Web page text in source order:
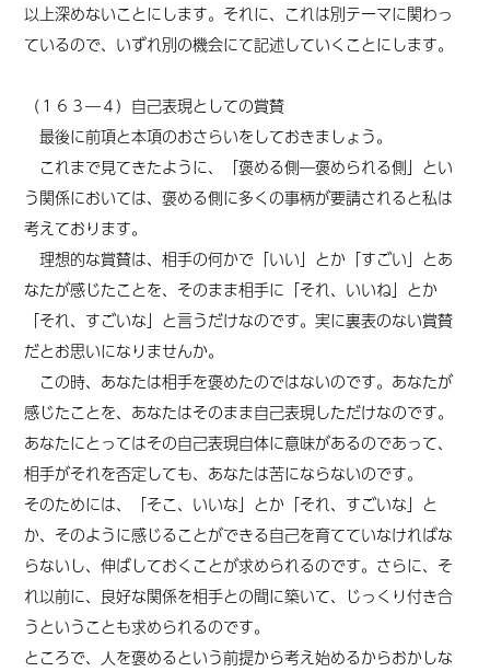
以上深めないことにします。それに、これは別テーマに関わっ
ているので、いずれ別の機会にて記述していくことにします。
（１６３―４）自己表現としての賞賛
最後に前項と本項のおさらいをしておきましょう。
これまで見てきたように、「褒める側―褒められる側」とい
う関係においては、褒める側に多くの事柄が要請されると私は
考えております。
理想的な賞賛は、相手の何かで「いい」とか「すごい」とあ
なたが感じたことを、そのまま相手に「それ、いいね」とか
「それ、すごいな」と言うだけなのです。実に裏表のない賞賛
だとお思いになりませんか。
この時、あなたは相手を褒めたのではないのです。あなたが
感じたことを、あなたはそのまま自己表現しただけなのです。
あなたにとってはその自己表現自体に意味があるのであって、
相手がそれを否定しても、あなたは苦にならないのです。
そのためには、「そこ、いいな」とか「それ、すごいな」と
か、そのように感じることができる自己を育てていなければな
らないし、伸ばしておくことが求められるのです。さらに、そ
れ以前に、良好な関係を相手との間に築いて、じっくり付き合
うということも求められるのです。
ところで、人を褒めるという前提から考え始めるからおかしな